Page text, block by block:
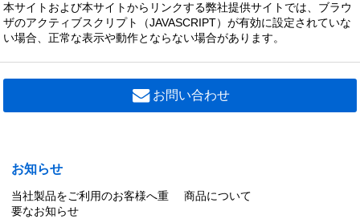
本サイトおよび本サイトからリンクする弊社提供サイトでは、ブラウ
ザのアクティブスクリプト（JAVASCRIPT）が有効に設定されていな
い場合、正常な表示や動作とならない場合があります。
お問い合わせ
お知らせ
当社製品をご利用のお客様へ重
要なお知らせ
商品について